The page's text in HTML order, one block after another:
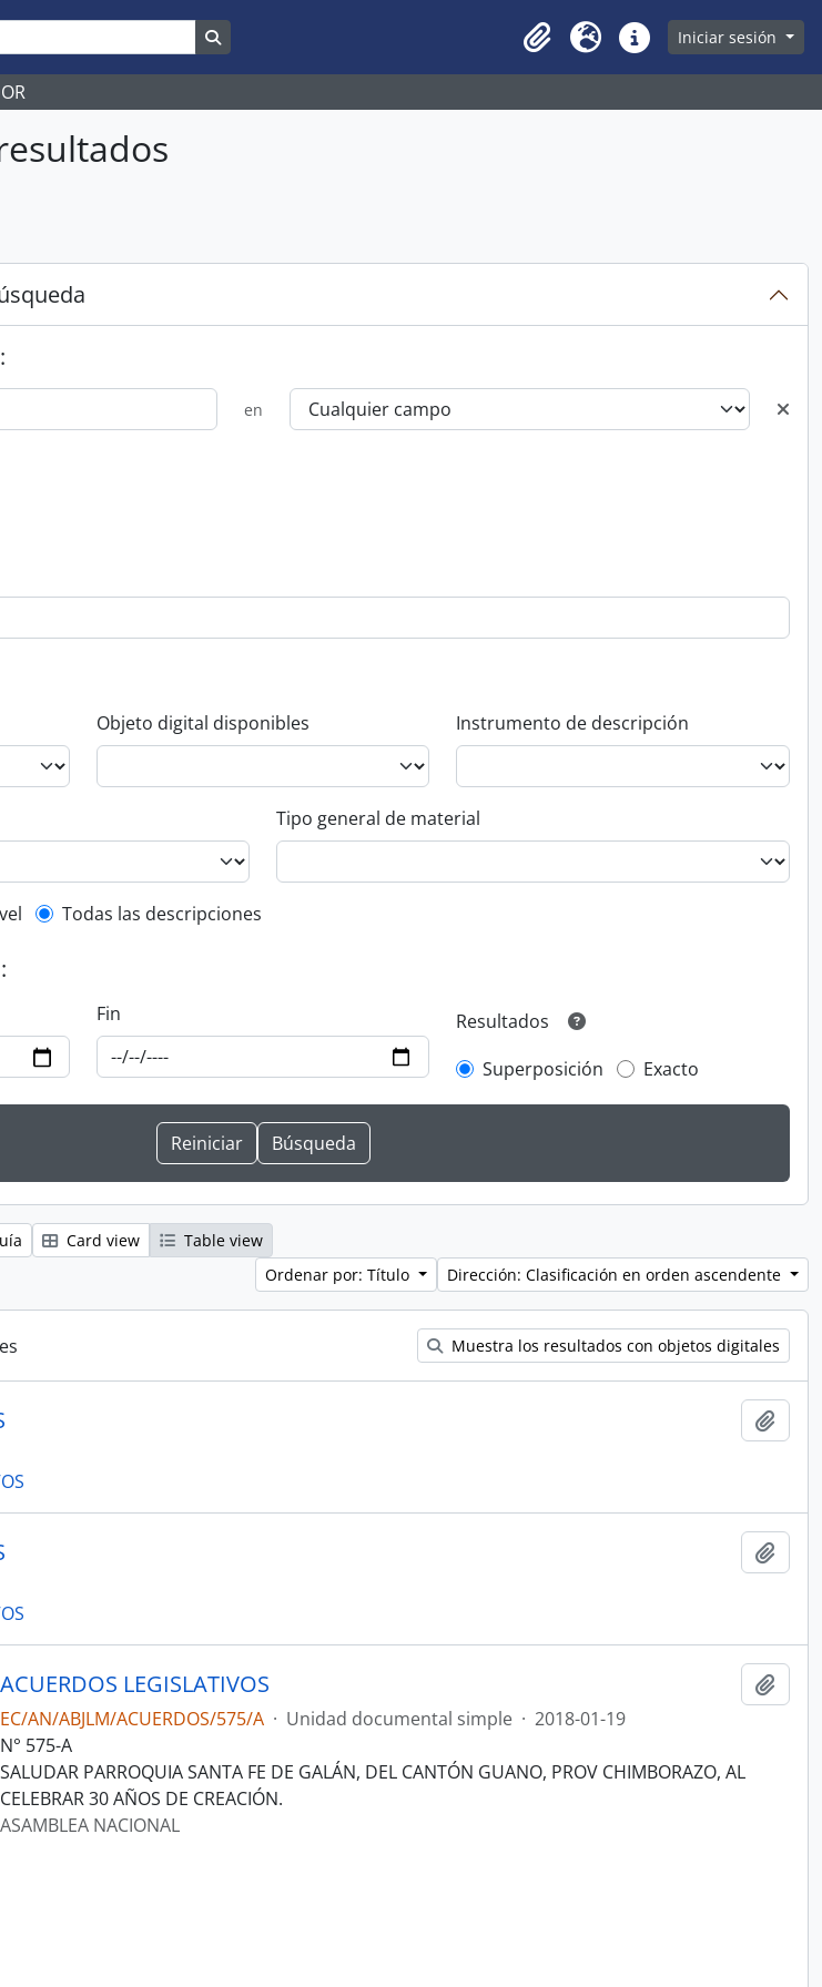
Clipboard
Idioma Enlaces rápidos
Iniciar sesión
en
Objeto digital disponibles Instrumento de descripción
Tipo general de material
Todas las descripciones
Fin
Resultados
Superposición
Exacto
Card view
Table view
Ordenar por: Título
Dirección: Clasificación en orden ascendente
Muestra los resultados con objetos digitales
ACUERDOS LEGISLATIVOS
EC/AN/ABJLM/ACUERDOS/575/A · Unidad documental simple · 2018-01-19
N° 575-A
SALUDAR PARROQUIA SANTA FE DE GALÁN, DEL CANTÓN GUANO, PROV CHIMBORAZO, AL
CELEBRAR 30 AÑOS DE CREACIÓN.
ASAMBLEA NACIONAL